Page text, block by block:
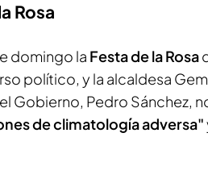
Rosa
domingo la Festa de la Rosa
político, y la alcaldesa
Gobierno, Pedro Sánchez,
de climatología adversa"